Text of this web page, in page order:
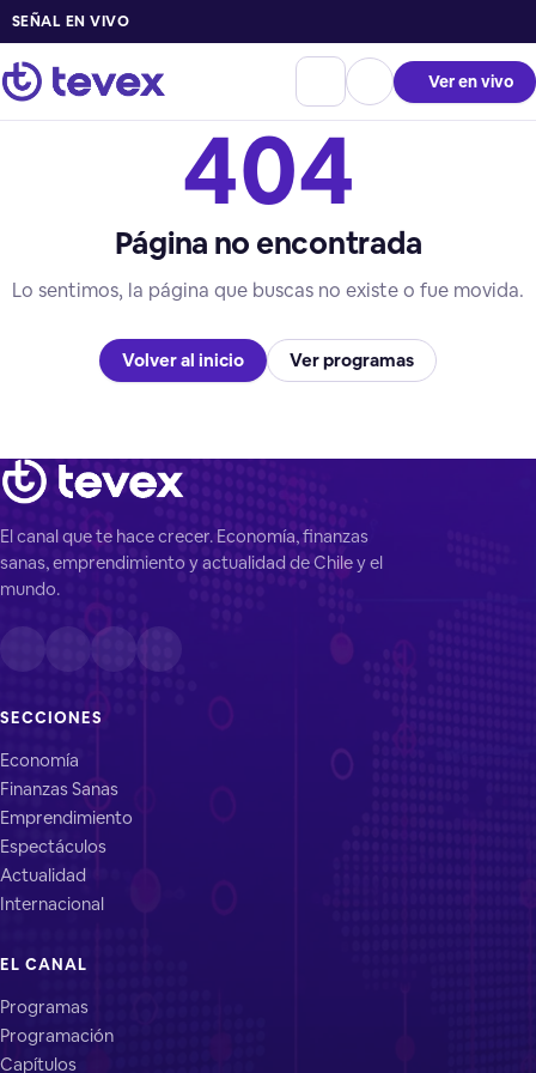
SEÑAL EN VIVO
Ver en vivo
404
Página no encontrada
Lo sentimos, la página que buscas no existe o fue movida.
Volver al inicio Ver programas
El canal que te hace crecer. Economía, finanzas
sanas, emprendimiento y actualidad de Chile y el
mundo.
SECCIONES
Economía
Finanzas Sanas
Emprendimiento
Espectáculos
Actualidad
Internacional
EL CANAL
Programas
Programación
Capítulos